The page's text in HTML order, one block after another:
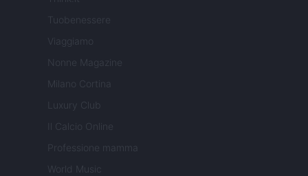
Tuobenessere
Viaggiamo
Nonne Magazine
Milano Cortina
Luxury Club
Il Calcio Online
Professione mamma
World Music